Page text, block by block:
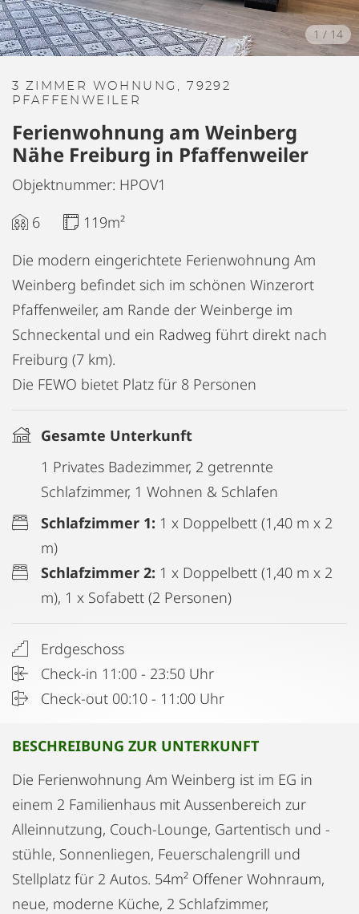
1 / 14
3 ZIMMER WOHNUNG, 79292
PFAFFENWEILER
Ferienwohnung am Weinberg
Nähe Freiburg in Pfaffenweiler
Objektnummer: HPOV1
6
119m²
Die modern eingerichtete Ferienwohnung Am
Weinberg befindet sich im schönen Winzerort
Pfaffenweiler, am Rande der Weinberge im
Schneckental und ein Radweg führt direkt nach
Freiburg (7 km).
Die FEWO bietet Platz für 8 Personen
Gesamte Unterkunft
1 Privates Badezimmer, 2 getrennte
Schlafzimmer, 1 Wohnen & Schlafen
Schlafzimmer 1: 1 x Doppelbett (1,40 m x 2
m)
Schlafzimmer 2: 1 x Doppelbett (1,40 m x 2
m), 1 x Sofabett (2 Personen)
Erdgeschoss
Check-in 11:00 - 23:50 Uhr
Check-out 00:10 - 11:00 Uhr
BESCHREIBUNG ZUR UNTERKUNFT
Die Ferienwohnung Am Weinberg ist im EG in
einem 2 Familienhaus mit Aussenbereich zur
Alleinnutzung, Couch-Lounge, Gartentisch und -
stühle, Sonnenliegen, Feuerschalengrill und
Stellplatz für 2 Autos. 54m² Offener Wohnraum,
neue, moderne Küche, 2 Schlafzimmer,